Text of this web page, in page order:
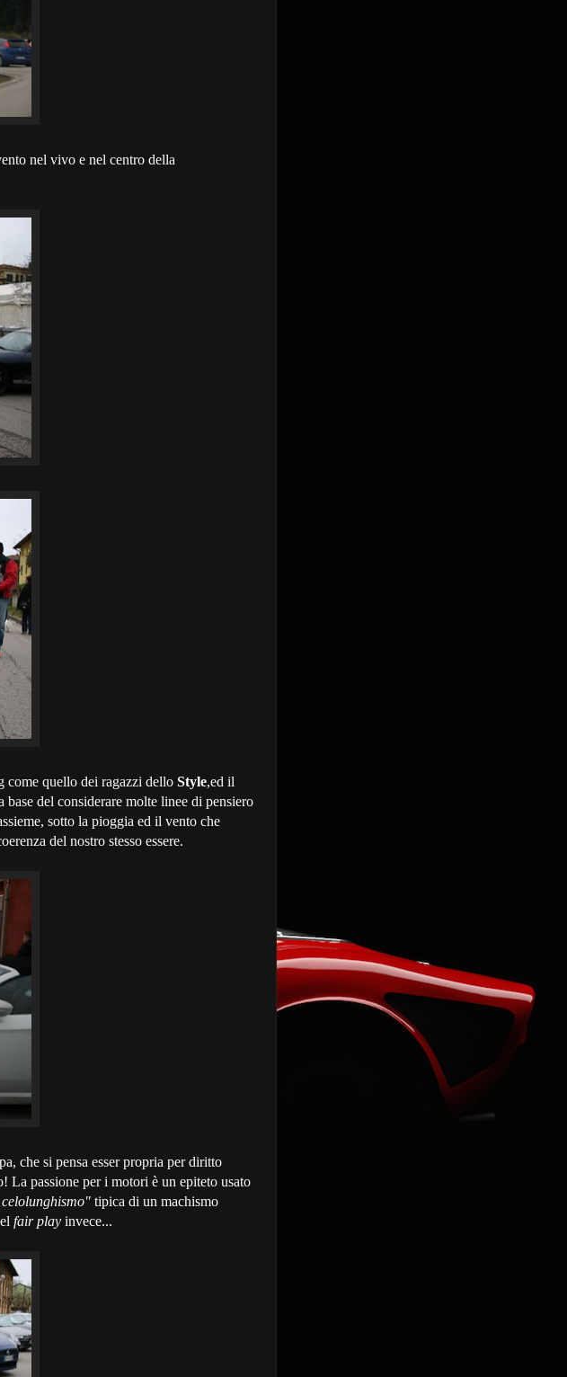
nel vivo e nel centro della
come quello dei ragazzi dello Style,ed il
del considerare molte linee di pensiero
sotto la pioggia ed il vento che
del nostro stesso essere.
che si pensa esser propria per diritto
La passione per i motori è un epiteto usato
tipica di un machismo
fair play invece...